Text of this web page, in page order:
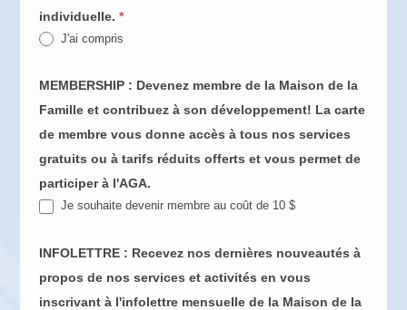
individuelle. *
J'ai compris
MEMBERSHIP : Devenez membre de la Maison de la
Famille et contribuez à son développement! La carte
de membre vous donne accès à tous nos services
gratuits ou à tarifs réduits offerts et vous permet de
participer à l'AGA.
Je souhaite devenir membre au coût de 10 $
INFOLETTRE : Recevez nos dernières nouveautés à
propos de nos services et activités en vous
inscrivant à l'infolettre mensuelle de la Maison de la